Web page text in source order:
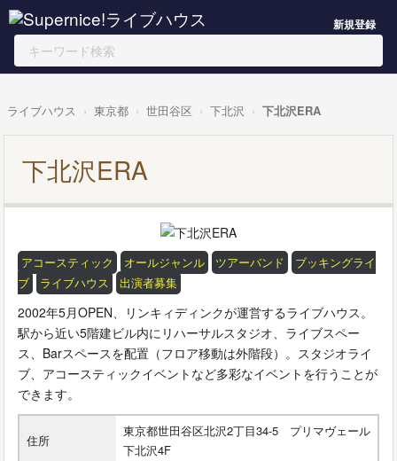
新規登録
ライブハウス 東京都 世田谷区 下北沢 下北沢ERA
下北沢ERA
アコースティック オールジャンル ツアーバンド
ブッキングライ
ブ
ライブハウス 出演者募集
2002年5月OPEN、リンキィディンクが運営するライブハウス。
駅から近い5階建ビル内にリハーサルスタジオ、ライブスペー
ス、Barスペースを配置（フロア移動は外階段）。スタジオライ
ブ、アコースティックイベントなど多彩なイベントを行うことが
できます。
住所
東京都世田谷区北沢2丁目34-5 プリマヴェール
下北沢4F